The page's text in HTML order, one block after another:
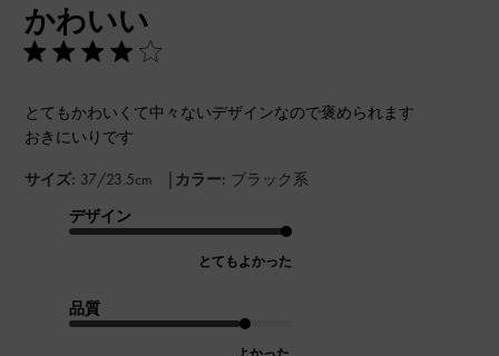
かわいい
とてもかわいくて中々ないデザインなので褒められます
おきにいりです
サイズ: 37/23.5cm | カラー: ブラック系
デザイン
とてもよかった
品質